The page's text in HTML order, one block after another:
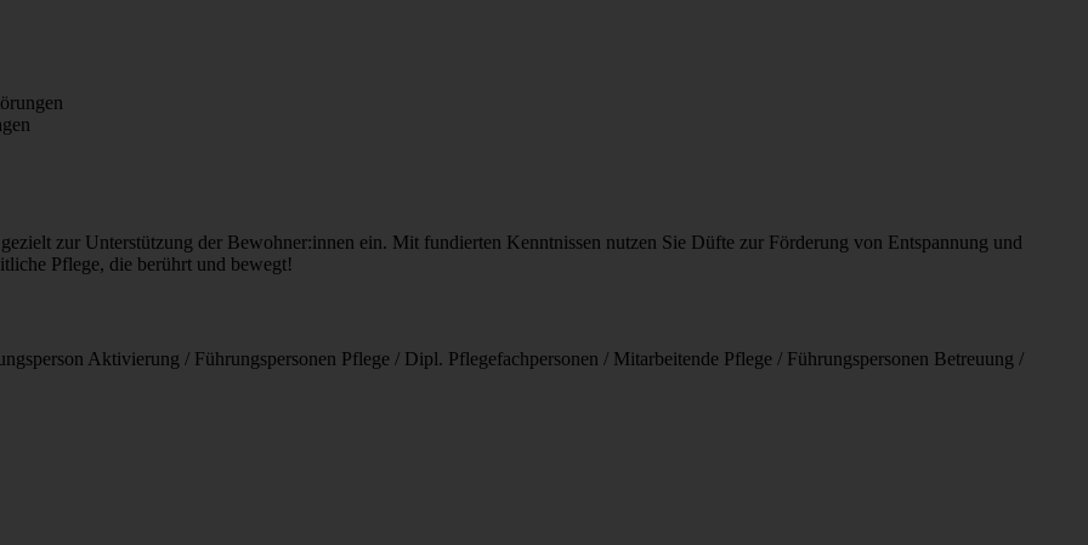
zur Unterstützung der Bewohner:innen ein. Mit fundierten Kenntnissen nutzen Sie Düfte zur Förderung von Entspannung und
Pflege, die berührt und bewegt!
Aktivierung / Führungspersonen Pflege / Dipl. Pflegefachpersonen / Mitarbeitende Pflege / Führungspersonen Betreuung /